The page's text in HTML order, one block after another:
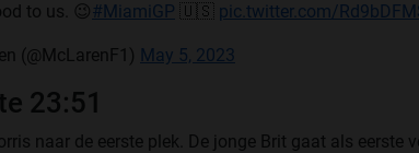
to us. 😉#MiamiGP 🇺🇸 pic.twitter.com/
(@McLarenF1) May 5, 2023
23:51
naar de eerste plek. De jonge Brit gaat als eerste